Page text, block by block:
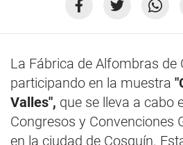
La Fábrica de Alfombras de
participando en la muestra
Valles", que se lleva a cabo
Congresos y Convenciones
en la ciudad de Cosquín.